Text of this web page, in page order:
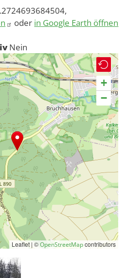
oder in Google Earth öffnen
Nein
+
−
Leaflet | ©OpenStreetMapcontributors